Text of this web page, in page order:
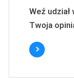
Weź
Twoja